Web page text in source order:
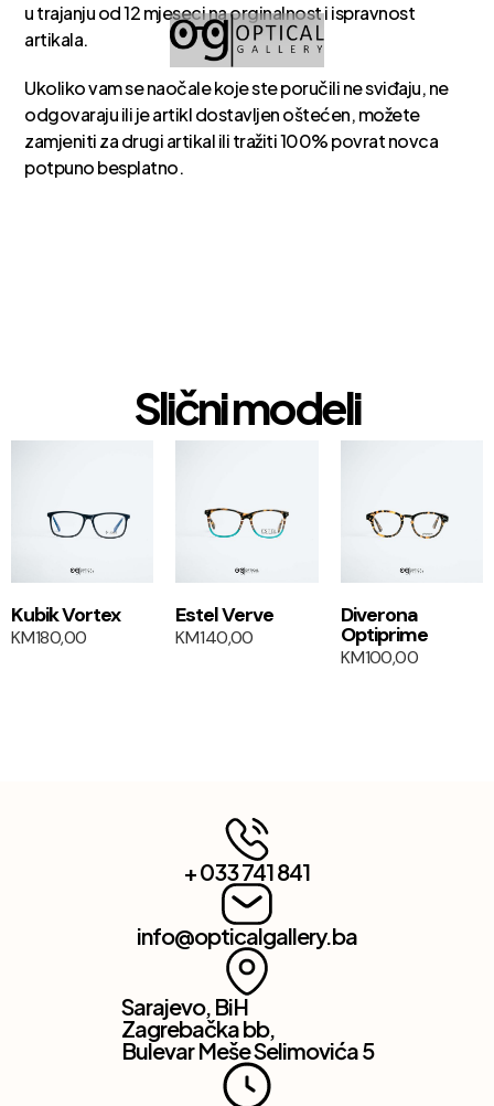
u trajanju od 12 mjeseci na orginalnost i ispravnost
artikala.
Ukoliko vam se naočale koje ste poručili ne sviđaju, ne
odgovaraju ili je artikl dostavljen oštećen, možete
zamjeniti za drugi artikal ili tražiti 100% povrat novca
potpuno besplatno.
Slični modeli
1+1
Kubik Vortex
KM180,00
Estel Verve
KM140,00
1+1
Diverona
Optiprime
KM100,00
+ 033 741 841
info@opticalgallery.ba
Sarajevo, BiH
Zagrebačka bb,
Bulevar Meše Selimovića 5